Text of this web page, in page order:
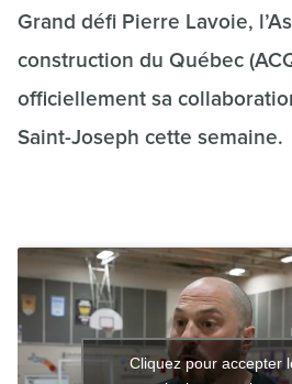
Grand défi Pierre Lavoie,
construction du Québec
officiellement sa
Saint-Joseph cette semaine.
Cliquez pour accepter